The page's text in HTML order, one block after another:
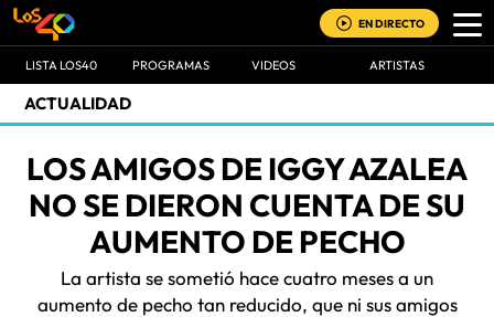
EN DIRECTO
LISTA LOS40 PROGRAMAS VIDEOS ARTISTAS
ACTUALIDAD
LOS AMIGOS DE IGGY AZALEA
NO SE DIERON CUENTA DE SU
AUMENTO DE PECHO
La artista se sometió hace cuatro meses a un
aumento de pecho tan reducido, que ni sus amigos